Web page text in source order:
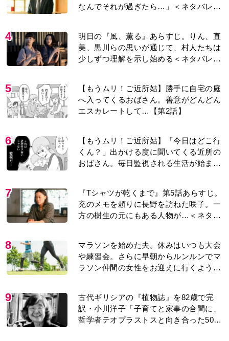
なんでそれが過ぎたら…」＜ネタバレあ
4
明日の『風、薫る』あらすじ。りん、直
美、黒川らの思いが通じて、村人たちは
少しずつ理解を示し始める＜ネタバレあ
5
【もうムリ！ご近所姑】勝手に自宅の庭
へ入ってくるおばさん。善意がどんどん
エスカレートして…【第2話】
6
【もうムリ！ご近所姑】「今日はどこ行
くん？」出かける度に聞いてくる近所の
おばさん。毎日監視される生活が始ま
7
『Tシャツが乾くまで』第5話あらすじ。
充のメモを頼りに長野を訪ねた咲子。一
方の樹生の元にもある人物が…＜ネタバ
8
マラソンを始めた夫。休みはいつも大会
や練習会。さらに早朝からルンルンでマ
ラソン仲間の女性をお迎えに行くように
9
古代ギリシアの『植物誌』を82歳で完
訳・小川洋子「子育てと家事の合間に、
哲学者テオプラストスと向き合った50